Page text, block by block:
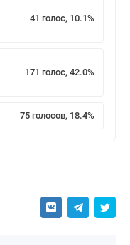
41 голос, 10.1%
171 голос, 42.0%
75 голосов, 18.4%